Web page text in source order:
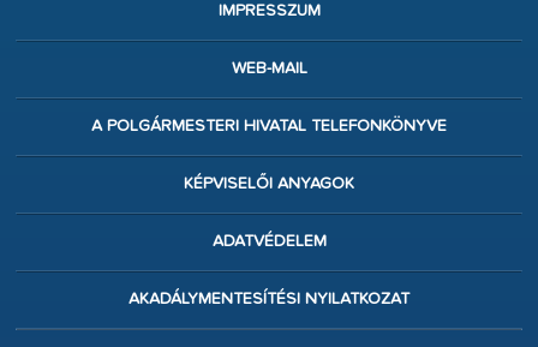
IMPRESSZUM
WEB-MAIL
A POLGÁRMESTERI HIVATAL TELEFONKÖNYVE
KÉPVISELŐI ANYAGOK
ADATVÉDELEM
AKADÁLYMENTESÍTÉSI NYILATKOZAT